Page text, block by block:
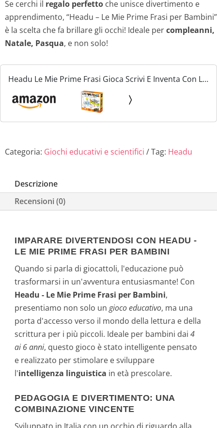
Se cerchi il regalo perfetto che unisce divertimento e
apprendimento, “Headu – Le Mie Prime Frasi per Bambini”
è la scelta che fa brillare gli occhi! Ideale percompleanni,
Natale, Pasqua, e non solo!
Headu Le Mie Prime Frasi Gioca Scrivi E Inventa Con Le
Frasi It25381 Gioco Educativo Per Bambini 4-6 Anni
Made In Italy
Categoria: Giochi educativi e scientifici Tag: Headu
Descrizione
Recensioni (0)
IMPARARE DIVERTENDOSI CON HEADU -
LE MIE PRIME FRASI PER BAMBINI
Quando si parla di giocattoli, l'educazione può
trasformarsi in un'avventura entusiasmante! Con
Headu - Le Mie Prime Frasi per Bambini,
presentiamo non solo un gioco educativo, ma una
porta d'accesso verso il mondo della lettura e della
scrittura per i più piccoli. Ideale per bambini dai 4
ai 6 anni, questo gioco è stato intelligente pensato
e realizzato per stimolare e sviluppare
l'intelligenza linguistica in età prescolare.
PEDAGOGIA E DIVERTIMENTO: UNA
COMBINAZIONE VINCENTE
Sviluppato in Italia con un occhio di riguardo alla